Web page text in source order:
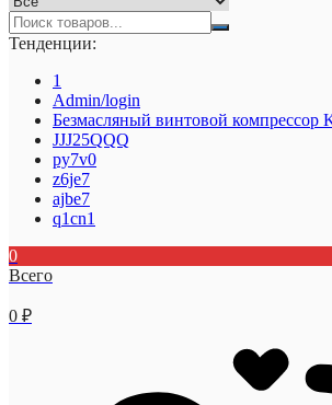
Тенденции:
1
Admin/login
Безмасляный винтовой компрессор
JJJ25QQQ
py7v0
z6je7
ajbe7
q1cn1
0
Всего
0 ₽